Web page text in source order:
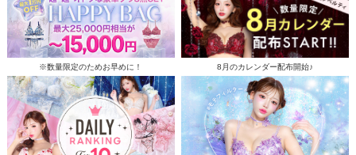
※数量限定のためお早めに！ 8月のカレンダー配布開始♪